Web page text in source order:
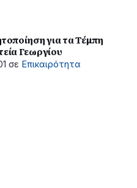
για τα Τέμπη
Γεωργίου
σε Επικαιρότητα